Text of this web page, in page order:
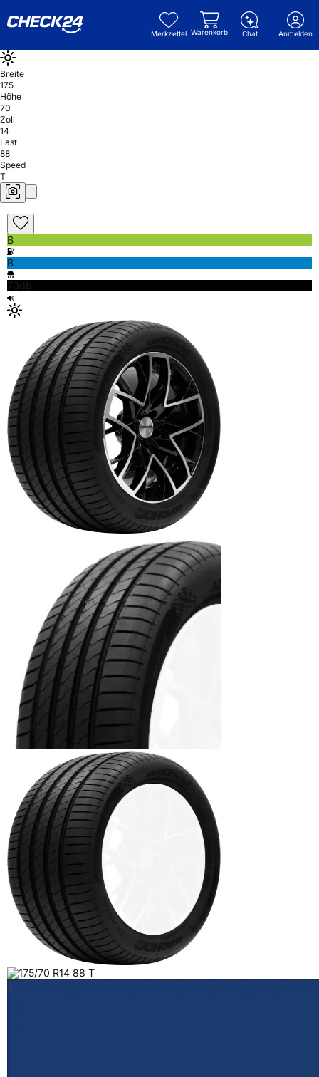
Merkzettel Warenkorb Chat Anmelden
Breite
175
Höhe
70
Zoll
14
Last
88
Speed
T
B
B
70db